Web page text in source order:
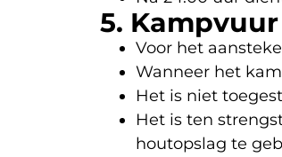
5. Kampvuur
Voor het
Wanneer het
Het is niet
Het is ten
houtopslag te